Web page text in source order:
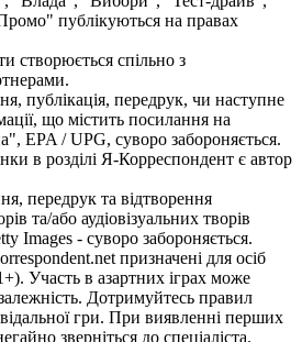
публікуються на правах
створюється спільно з
публікація, передрук, чи наступне
що містить посилання на
EPA / UPG, суворо забороняється.
в розділі Я-Корреспондент є автор
передрук та відтворення
та/або аудіовізуальних творів
Images - суворо забороняється.
призначені для осіб
Участь в азартних іграх може
Дотримуйтесь правил
гри. При виявленні перших
зверніться до спеціаліста.